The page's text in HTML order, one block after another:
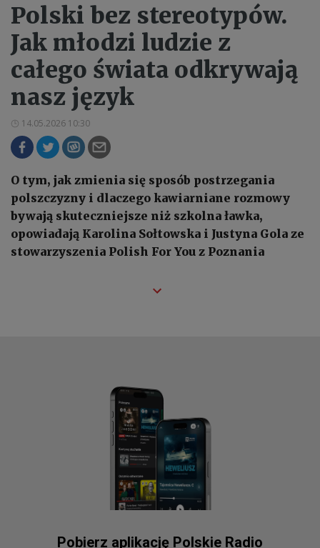
Polski bez stereotypów.
Jak młodzi ludzie z
całego świata odkrywają
nasz język
14.05.2026 10:30
O tym, jak zmienia się sposób postrzegania
polszczyzny i dlaczego kawiarniane rozmowy
bywają skuteczniejsze niż szkolna ławka,
opowiadają Karolina Sołtowska i Justyna Gola ze
stowarzyszenia Polish For You z Poznania
Pobierz aplikację Polskie Radio